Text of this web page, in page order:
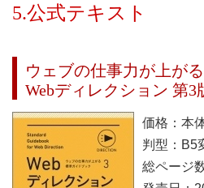
5.公式テキスト
ウェブの仕事力が上が
Webディレクション 第3
価格：本
判型：B5
総ページ